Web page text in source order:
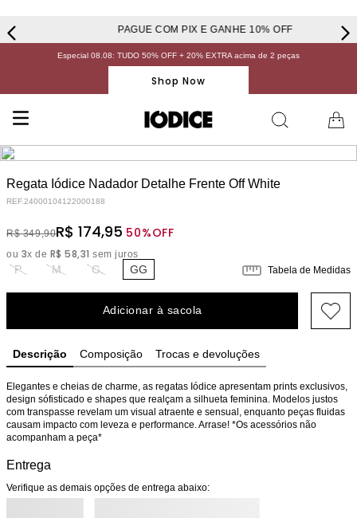
PAGUE COM PIX E GANHE 10% OFF
Especial 08.08: TUDO 50% OFF + 20% EXTRA acima de 2 peças
Shop Now
Regata Iódice Nadador Detalhe Frente Off White
REF.24000104122000188
R$ 349,90R$ 174,95 50%OFF
ou 3x de R$ 58,31 sem juros
P M G GG Tabela de Medidas
Adicionar à sacola
Descrição Composição Trocas e devoluções
Elegantes e cheias de charme, as regatas Iódice apresentam prints exclusivos,
design sófisticado e shapes que realçam a silhueta feminina. Modelos justos
com transpasse revelam um visual atraente e sensual, enquanto peças fluidas
causam impacto com leveza e performance. Arrase! *Os acessórios não
acompanham a peça*
Entrega
Verifique as demais opções de entrega abaixo: